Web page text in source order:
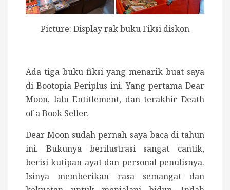
Picture: Display rak buku Fiksi diskon
Ada tiga buku fiksi yang menarik buat saya
di Bootopia Periplus ini. Yang pertama Dear
Moon, lalu Entitlement, dan terakhir Death
of a Book Seller.
Dear Moon sudah pernah saya baca di tahun
ini. Bukunya berilustrasi sangat cantik,
berisi kutipan ayat dan personal penulisnya.
Isinya memberikan rasa semangat dan